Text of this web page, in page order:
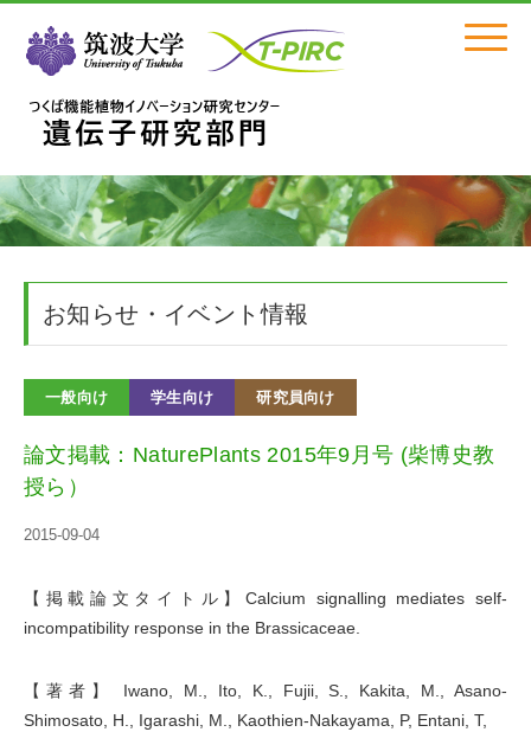
Click
お知らせ・イベント情報
一般向け 学生向け 研究員向け
論文掲載：NaturePlants 2015年9月号 (柴博史教
授ら）
2015-09-04
【掲載論文タイトル】Calcium signalling mediates self-
incompatibility response in the Brassicaceae.
【著者】 Iwano, M., Ito, K., Fujii, S., Kakita, M., Asano-
Shimosato, H., Igarashi, M., Kaothien-Nakayama, P, Entani, T,